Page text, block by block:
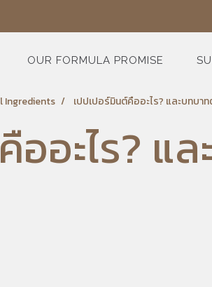
OUR FORMULA PROMISE
Ingredients เปปเปอร์มินต์คืออะไร? และบทบ
ออะไร?